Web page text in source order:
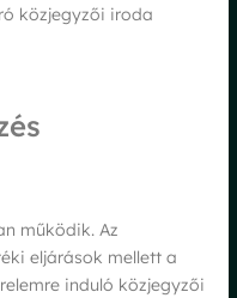
közjegyzői iroda
működik. Az
eljárások mellett a
induló közjegyzői